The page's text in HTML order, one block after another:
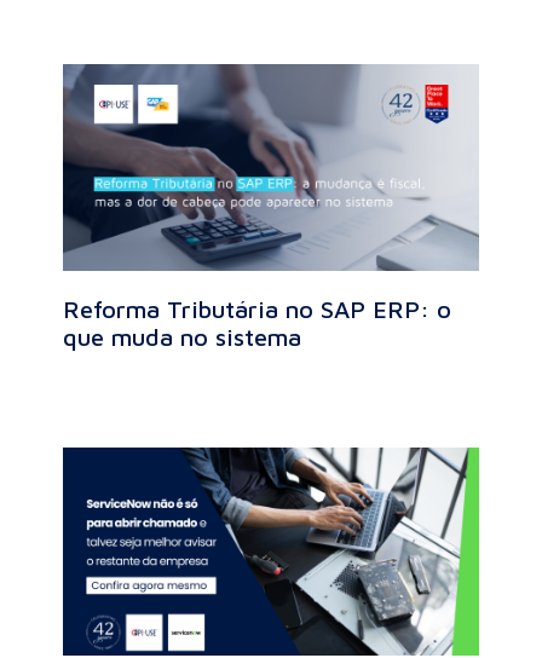
Reforma Tributária no SAP ERP: o
que muda no sistema